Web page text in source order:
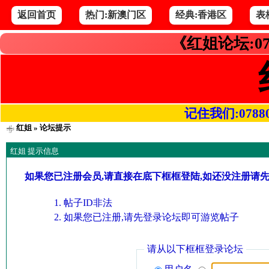
返回首页 热门:新澳门区 经典:香港区 表
《红姐论坛
记住我们
红姐» 论坛提示
红姐 提示信息
如果您已注册会员,请直接在底下框框登陆,如还没注册请
帖子ID非法
如果您已注册,请先登录论坛即可游览帖子
请从以下框框登录论坛